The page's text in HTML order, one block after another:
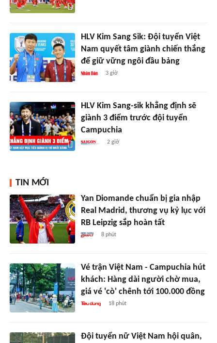
HLV Kim Sang Sik: Đội tuyển Việt
Nam quyết tâm giành chiến thắng
để giữ vững ngôi đầu bảng
3 giờ
HLV Kim Sang-sik khẳng định sẽ
giành 3 điểm trước đội tuyển
Campuchia
2 giờ
TIN MỚI
Yan Diomande chuẩn bị gia nhập
Real Madrid, thương vụ kỷ lục với
RB Leipzig sắp hoàn tất
8 phút
Vé trận Việt Nam - Campuchia hút
khách: Hàng dài người chờ mua,
giá vé 'cò' chênh tới 100.000 đồng
18 phút
Đội tuyển nữ Việt Nam hội quân,